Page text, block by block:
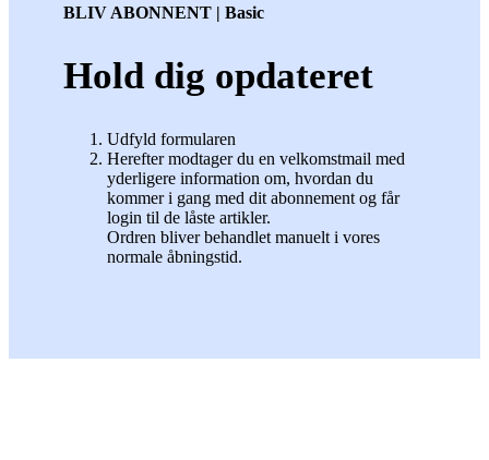
BLIV ABONNENT | Basic
Hold dig opdateret
Udfyld formularen
Herefter modtager du en velkomstmail med
yderligere information om, hvordan du
kommer i gang med dit abonnement og får
login til de låste artikler.
Ordren bliver behandlet manuelt i vores
normale åbningstid.